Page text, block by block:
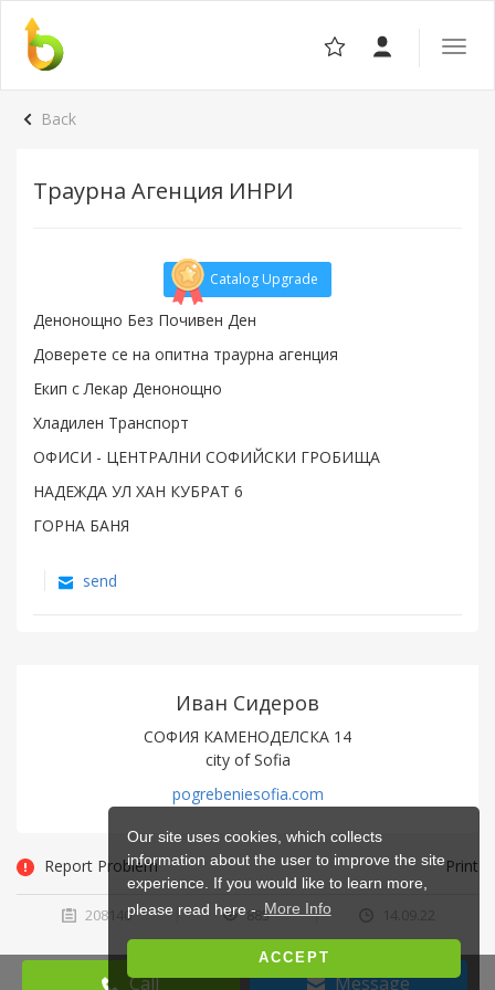
Our site uses cookies, which collects
information about the user to improve the site
experience. If you would like to learn more,
please read here - More Info
ACCEPT
Toggle
Back
Траурна Агенция ИНРИ
Catalog Upgrade
Денонощно Без Почивен Ден
Доверете се на опитна траурна агенция
Екип с Лекар Денонощно
Хладилен Транспорт
ОФИСИ - ЦЕНТРАЛНИ СОФИЙСКИ ГРОБИЩА
НАДЕЖДА УЛ ХАН КУБРАТ 6
ГОРНА БАНЯ
send
Иван Сидеров
СОФИЯ КАМЕНОДЕЛСКА 14
city of Sofia
pogrebeniesofia.com
Call Message
Report Problem Print
208140 885